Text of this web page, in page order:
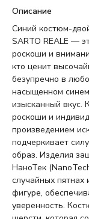
Описание
Синий костюм-
SARTO REALE —
роскоши и
кто ценит
безупречно в
насыщенном
изысканный вкус.
роскоши и
произведением
подчеркивает
образ. Изделия
НаноТек
случайных пятнах
фигуре,
уверенность.